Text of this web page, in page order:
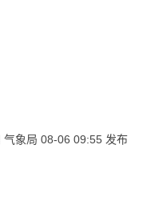
气象局 08-06 09:55 发布